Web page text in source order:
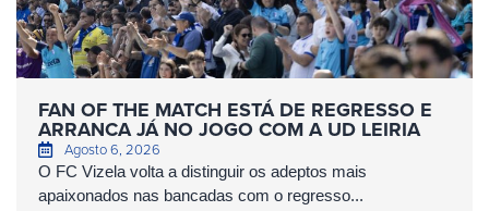
FAN OF THE MATCH ESTÁ DE REGRESSO E
ARRANCA JÁ NO JOGO COM A UD LEIRIA
Agosto 6, 2026
O FC Vizela volta a distinguir os adeptos mais
apaixonados nas bancadas com o regresso...